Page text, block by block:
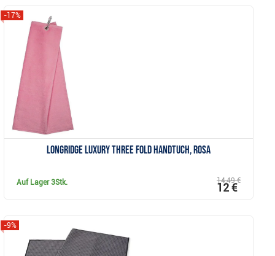
Longridge Luxury Three Fold Handtuch, rosa
-17%
Auf Lager3Stk. 14,49 €
12 €
-9%
Anzeigen